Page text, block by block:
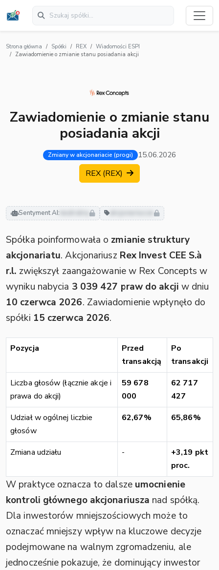
Strona główna Spółki REX
Wiadomości ESPI
Zawiadomienie o zmianie stanu posiadania akcji
Zawiadomienie o zmianie stanu
posiadania akcji
Zmiany w akcjonariacie (progi) 15.06.2026
REX (REX)
Sentyment AI: neutralny
Spółka poinformowała o zmianie struktury
akcjonariatu. Akcjonariusz Rex Invest CEE S.à
r.l. zwiększył zaangażowanie w Rex Concepts w
wyniku nabycia 3 039 427 praw do akcji w dniu
10 czerwca 2026. Zawiadomienie wpłynęło do
spółki 15 czerwca 2026.
Pozycja
Przed
transakcją
Po
transakcji
Liczba głosów (łącznie akcje i
prawa do akcji)
59 678
000
62 717
427
Udział w ogólnej liczbie
głosów
62,67% 65,86%
Zmiana udziału -
+3,19 pkt
proc.
W praktyce oznacza to dalsze umocnienie
kontroli głównego akcjonariusza nad spółką.
Dla inwestorów mniejszościowych może to
oznaczać mniejszy wpływ na kluczowe decyzje
podejmowane na walnym zgromadzeniu, ale
jednocześnie pokazuje, że dominujący inwestor